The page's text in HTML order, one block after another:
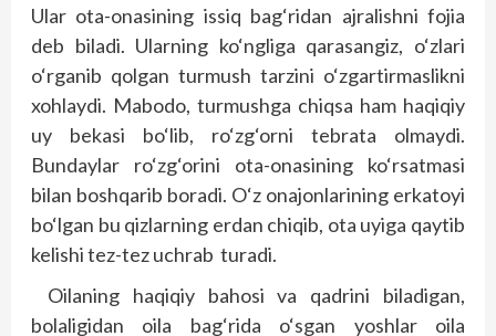
Ular ota-onasining issiq bag‘ridan ajralishni fojia
deb biladi. Ularning ko‘ngliga qarasangiz, o‘zlari
o‘rganib qolgan turmush tarzini o‘zgartirmaslikni
xohlaydi. Mabodo, turmushga chiqsa ham haqiqiy
uy bekasi bo‘lib, ro‘zg‘orni tebrata olmaydi.
Bundaylar ro‘zg‘orini ota-onasining ko‘rsatmasi
bilan boshqarib boradi. O‘z onajonlarining erkatoyi
bo‘lgan bu qizlarning erdan chiqib, ota uyiga qaytib
kelishi tez-tez uchrab turadi.
Oilaning haqiqiy bahosi va qadrini biladigan,
bolaligidan oila bag‘rida o‘sgan yoshlar oila